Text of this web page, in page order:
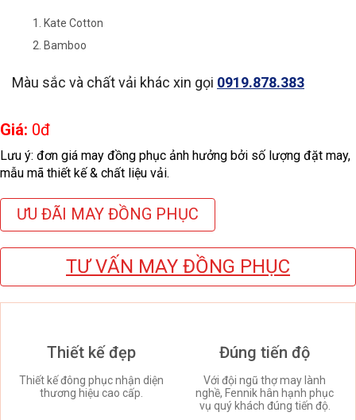
Kate Cotton
Bamboo
Màu sắc và chất vải khác xin gọi 0919.878.383
Giá: 0đ
Lưu ý: đơn giá may đồng phục ảnh hưởng bởi số lượng đặt may,
mẫu mã thiết kế & chất liệu vải.
ƯU ĐÃI MAY ĐỒNG PHỤC
TƯ VẤN MAY ĐỒNG PHỤC
Thiết kế đẹp
Thiết kế đông phục nhận diện
thương hiệu cao cấp.
Đúng tiến độ
Với đội ngũ thợ may lành
nghề, Fennik hân hạnh phục
vụ quý khách đúng tiến độ.